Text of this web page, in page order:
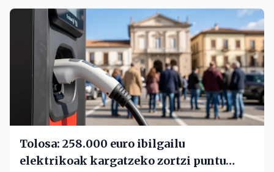
Tolosa: 258.000 euro ibilgailu
elektrikoak kargatzeko zortzi puntu